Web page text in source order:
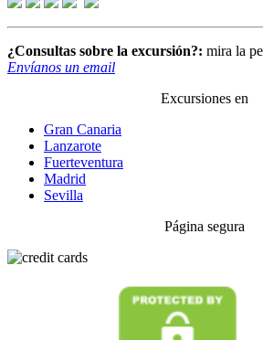
¿Consultas sobre la excursión?: mira la
Envíanos un email
Excursiones en
Gran Canaria
Lanzarote
Fuerteventura
Madrid
Sevilla
Página segura